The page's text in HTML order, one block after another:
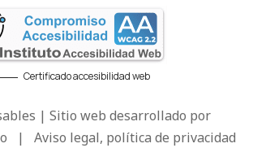
Certificado accesibilidad web
| Sitio web desarrollado por
| Aviso legal, política de privacidad